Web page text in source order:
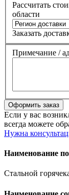
Рассчитать
области
Заказать
Примечание /
Если у вас
всегда можете
Нужна
Наименование
Стальной